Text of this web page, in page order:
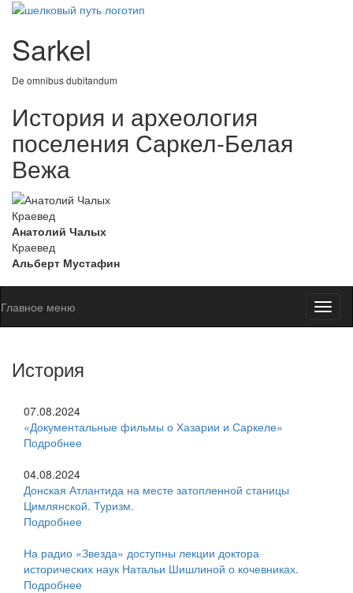
Sarkel
De omnibus dubitandum
История и археология
поселения Саркел-Белая
Вежа
Краевед
Анатолий Чалых
Краевед
Альберт Мустафин
Главное меню
История
07.08.2024
«Документальные фильмы о Хазарии и Саркеле»
Подробнее
04.08.2024
Донская Атлантида на месте затопленной станицы
Цимлянской. Туризм.
Подробнее
На радио «Звезда» доступны лекции доктора
исторических наук Натальи Шишлиной о кочевниках.
Подробнее